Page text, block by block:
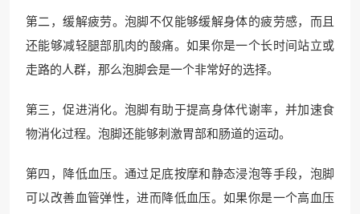
第二，缓解疲劳。泡脚不仅能够缓解身体的疲劳感，而且
还能够减轻腿部肌肉的酸痛。如果你是一个长时间站立或
走路的人群，那么泡脚会是一个非常好的选择。
第三，促进消化。泡脚有助于提高身体代谢率，并加速食
物消化过程。泡脚还能够刺激胃部和肠道的运动。
第四，降低血压。通过足底按摩和静态浸泡等手段，泡脚
可以改善血管弹性，进而降低血压。如果你是一个高血压